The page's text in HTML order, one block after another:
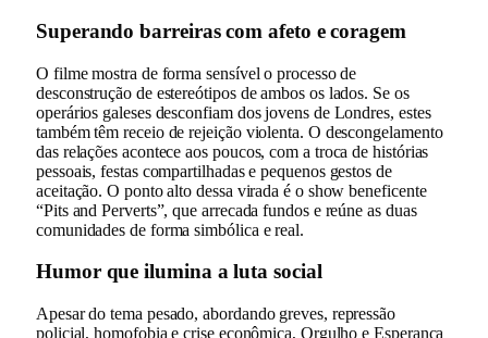
Superando barreiras com afeto e coragem
O filme mostra de forma sensível o processo de
desconstrução de estereótipos de ambos os lados. Se os
operários galeses desconfiam dos jovens de Londres, estes
também têm receio de rejeição violenta. O descongelamento
das relações acontece aos poucos, com a troca de histórias
pessoais, festas compartilhadas e pequenos gestos de
aceitação. O ponto alto dessa virada é o show beneficente
“Pits and Perverts”, que arrecada fundos e reúne as duas
comunidades de forma simbólica e real.
Humor que ilumina a luta social
Apesar do tema pesado, abordando greves, repressão
policial, homofobia e crise econômica, Orgulho e Esperança